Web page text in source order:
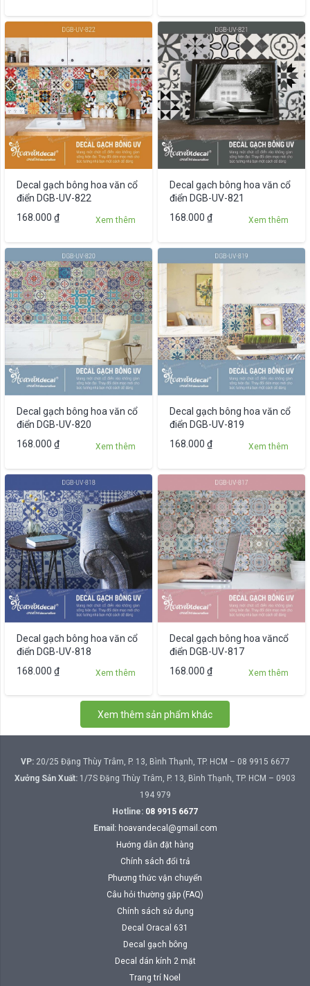
sản
phẩm
này
có
nhiều
biến
thể.
Các
tùy
chọn
có
được
chọn
trên
sản
Decal gạch bông hoa văn cổ
điển DGB-UV-822
168.000 ₫ Xem thêm
Sản
này
có
nhiều
biến
thể.
Các
tùy
chọn
có
được
chọn
trên
sản
Decal gạch bông hoa văn cổ
điển DGB-UV-821
168.000 ₫ Xem thêm
Decal gạch bông hoa văn cổ
điển DGB-UV-820
168.000 ₫ Xem thêm
Sản
này
có
nhiều
biến
thể.
Các
tùy
chọn
có
thể
được
chọn
trên
sản
phẩm
Decal gạch bông hoa văn cổ
điển DGB-UV-819
168.000 ₫ Xem thêm
Decal gạch bông hoa văn cổ
điển DGB-UV-818
168.000 ₫ Xem thêm
Sản
này
có
thể.
Các
chọn
có
thể
được
chọn
trên
trang
Decal gạch bông hoa văncổ
điển DGB-UV-817
168.000 ₫ Xem thêm
Xem thêm sản phẩm khác
VP:20/25 Đặng Thùy Trâm, P. 13, Bình Thạnh, TP. HCM – 08 9915 6677
Xưởng Sản Xuất: 1/7S Đặng Thùy Trâm, P. 13, Bình Thạnh, TP. HCM – 0903
194 979
Hotline: 08 9915 6677
Email: hoavandecal@gmail.com
Hướng dẫn đặt hàng
Chính sách đổi trả
Phương thức vận chuyển
Câu hỏi thường gặp (FAQ)
Chính sách sử dụng
Decal Oracal 631
Decal gạch bông
Decal dán kính 2 mặt
Trang trí Noel